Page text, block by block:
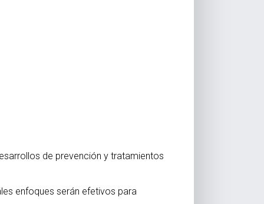
de prevención y tratamientos
enfoques serán efetivos para